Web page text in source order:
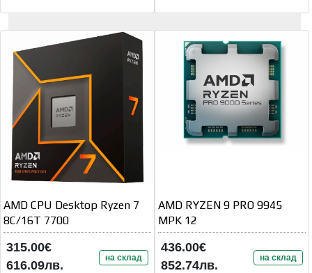
AMD CPU Desktop Ryzen 7
8C/16T 7700
315.00€
616.09лв.
на склад
AMD RYZEN 9 PRO 9945
MPK 12
436.00€
852.74лв.
на склад